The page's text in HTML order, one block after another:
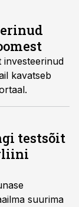
investeerinud
kavatseb
testsõit
suurima